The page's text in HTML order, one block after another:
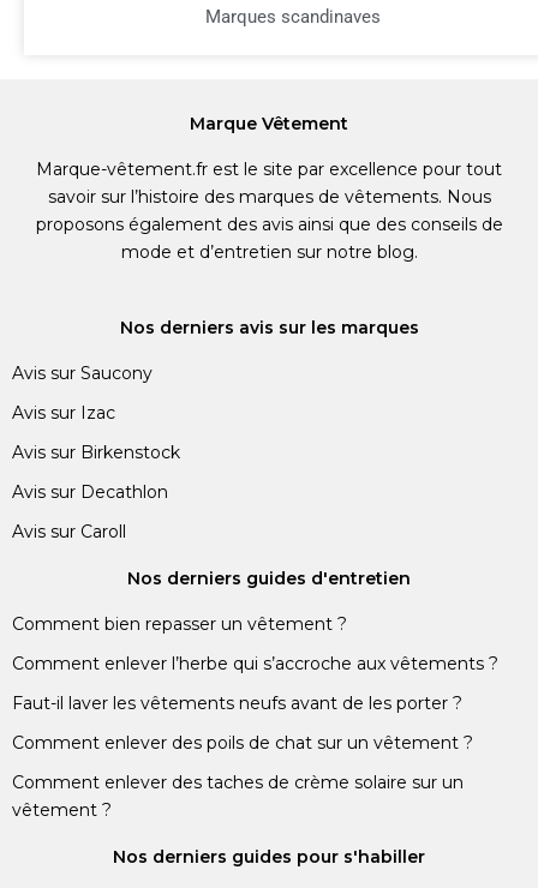
Marques scandinaves
Marque Vêtement
Marque-vêtement.fr est le site par excellence pour tout
savoir sur l’histoire des marques de vêtements. Nous
proposons également des avis ainsi que des conseils de
mode et d’entretien sur notre blog.
Nos derniers avis sur les marques
Avis sur Saucony
Avis sur Izac
Avis sur Birkenstock
Avis sur Decathlon
Avis sur Caroll
Nos derniers guides d'entretien
Comment bien repasser un vêtement ?
Comment enlever l’herbe qui s’accroche aux vêtements ?
Faut-il laver les vêtements neufs avant de les porter ?
Comment enlever des poils de chat sur un vêtement ?
Comment enlever des taches de crème solaire sur un
vêtement ?
Nos derniers guides pour s'habiller